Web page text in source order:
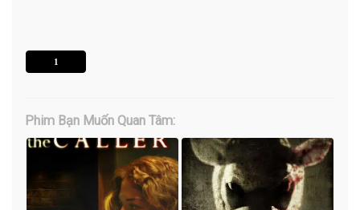
1
Phim Bạn Muốn Quan Tâm: